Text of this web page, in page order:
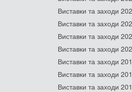
Виставки та заходи
Виставки та заходи
Виставки та заходи
Виставки та заходи
Виставки та заходи
Виставки та заходи
Виставки та заходи